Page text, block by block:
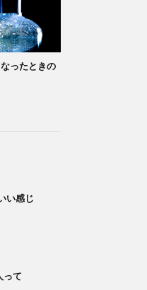
ったときの
い感じ
って